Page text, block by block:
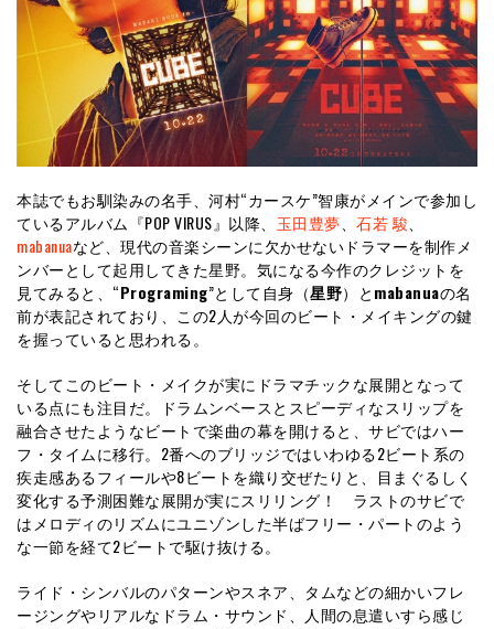
本誌でもお馴染みの名手、河村“カースケ”智康がメインで参加し
ているアルバム『POP VIRUS』以降、 玉田豊夢、 石若 駿、
mabanuaなど、現代の音楽シーンに欠かせないドラマーを制作メ
ンバーとして起用してきた星野。気になる今作のクレジットを
見てみると、“Programing”として自身（星野）とmabanuaの名
前が表記されており、この2人が今回のビート・メイキングの鍵
を握っていると思われる。
そしてこのビート・メイクが実にドラマチックな展開となって
いる点にも注目だ。ドラムンベースとスピーディなスリップを
融合させたようなビートで楽曲の幕を開けると、サビではハー
フ・タイムに移行。2番へのブリッジではいわゆる2ビート系の
疾走感あるフィールや8ビートを織り交ぜたりと、目まぐるしく
変化する予測困難な展開が実にスリリング！ ラストのサビで
はメロディのリズムにユニゾンした半ばフリー・パートのよう
な一節を経て2ビートで駆け抜ける。
ライド・シンバルのパターンやスネア、タムなどの細かいフレ
ージングやリアルなドラム・サウンド、人間の息遣いすら感じ